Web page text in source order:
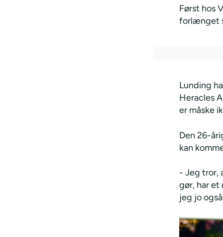
Først hos
forlænget
Lunding
Heracles
er måske
Den 26-
kan
- Jeg tror,
gør, har et
jeg jo